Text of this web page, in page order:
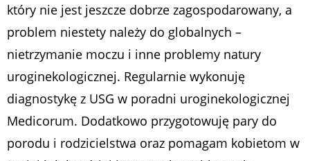
który nie jest jeszcze dobrze zagospodarowany, a
problem niestety należy do globalnych –
nietrzymanie moczu i inne problemy natury
uroginekologicznej. Regularnie wykonuję
diagnostykę z USG w poradni uroginekologicznej
Medicorum. Dodatkowo przygotowuję pary do
porodu i rodzicielstwa oraz pomagam kobietom w